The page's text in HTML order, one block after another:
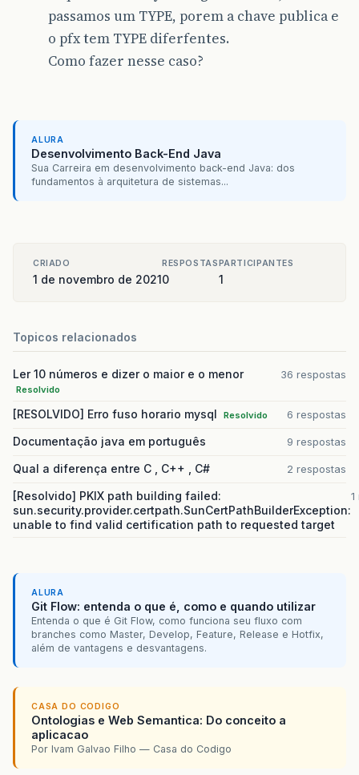
passamos um TYPE, porem a chave publica e
o pfx tem TYPE diferfentes.
Como fazer nesse caso?
ALURA
Desenvolvimento Back-End Java
Sua Carreira em desenvolvimento back-end Java: dos
fundamentos à arquitetura de sistemas...
CRIADO
1 de novembro de 2021
RESPOSTAS
0
PARTICIPANTES
1
Topicos relacionados
Ler 10 números e dizer o maior e o menor
Resolvido
36 respostas
[RESOLVIDO] Erro fuso horario mysql Resolvido 6 respostas
Documentação java em português 9 respostas
Qual a diferença entre C , C++ , C# 2 respostas
[Resolvido] PKIX path building failed:
sun.security.provider.certpath.SunCertPathBuilderException:
unable to find valid certification path to requested target
ALURA
Git Flow: entenda o que é, como e quando utilizar
Entenda o que é Git Flow, como funciona seu fluxo com
branches como Master, Develop, Feature, Release e Hotfix,
além de vantagens e desvantagens.
CASA DO CODIGO
Ontologias e Web Semantica: Do conceito a
aplicacao
Por Ivam Galvao Filho — Casa do Codigo